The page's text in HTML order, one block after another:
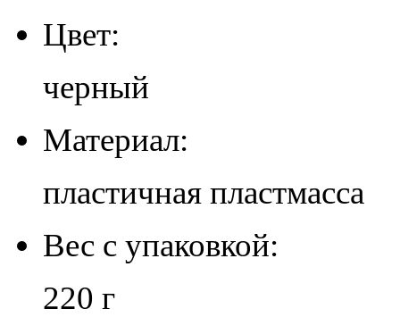
Цвет:
черный
Материал:
пластичная пластмасса
Вес с упаковкой:
220 г